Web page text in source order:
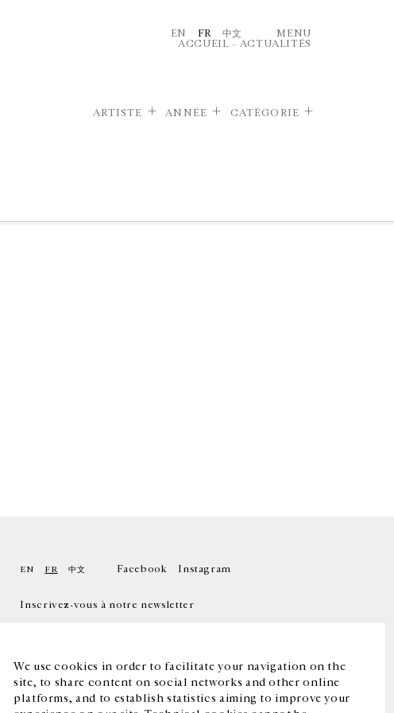
We use cookies in order to facilitate your navigation on the
site, to share content on social networks and other online
platforms, and to establish statistics aiming to improve your
EN FR 中文
MENU
ACCUEIL – ACTUALITÉS
ARTISTE ANNÉE CATÉGORIE
EN FR 中文 Facebook Instagram
Inscrivez-vous à notre newsletter